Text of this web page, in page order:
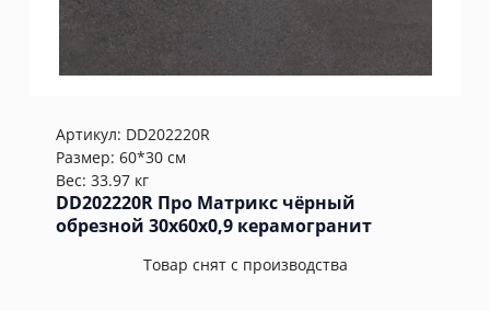
Артикул: DD202220R
Размер: 60*30 см
Вес: 33.97 кг
DD202220R Про Матрикс чёрный
обрезной 30x60x0,9 керамогранит
Товар снят с производства